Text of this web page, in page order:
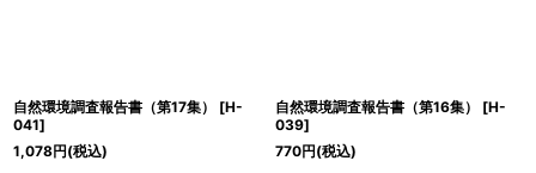
自然環境調査報告書（第17集） [H-
041]
1,078円(税込)
自然環境調査報告書（第16集） [H-
039]
770円(税込)